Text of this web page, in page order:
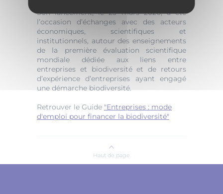
Son lancement, le 25 mars 2026, a été
l’occasion d’échanges avec des acteurs
économiques, scientifiques et
institutionnels, autour des enseignements
de la première évaluation scientifique
mondiale dédiée aux liens entre
entreprises et biodiversité et de retours
d’expérience d’entreprises ayant engagé
une démarche biodiversité.
Retrouver le Guide "Entreprises : mode
d'emploi pour financer la biodiversité"
Haut de page